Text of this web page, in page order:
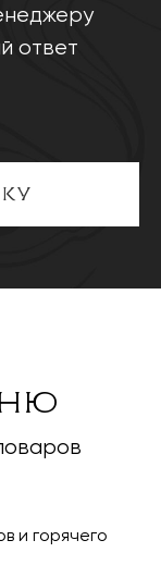
ответ
и горячего